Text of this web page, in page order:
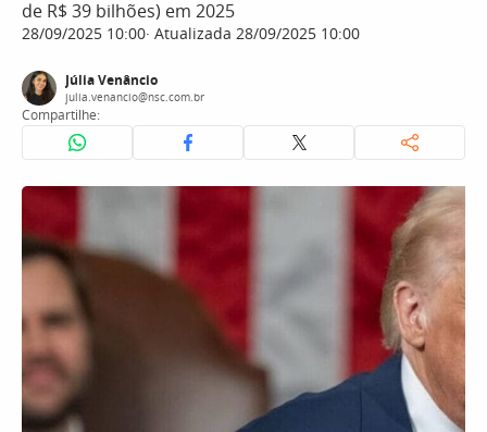
de R$ 39 bilhões) em 2025
28/09/2025 10:00 Atualizada 28/09/2025 10:00
Júlia Venâncio
julia.venancio@nsc.com.br
Compartilhe: